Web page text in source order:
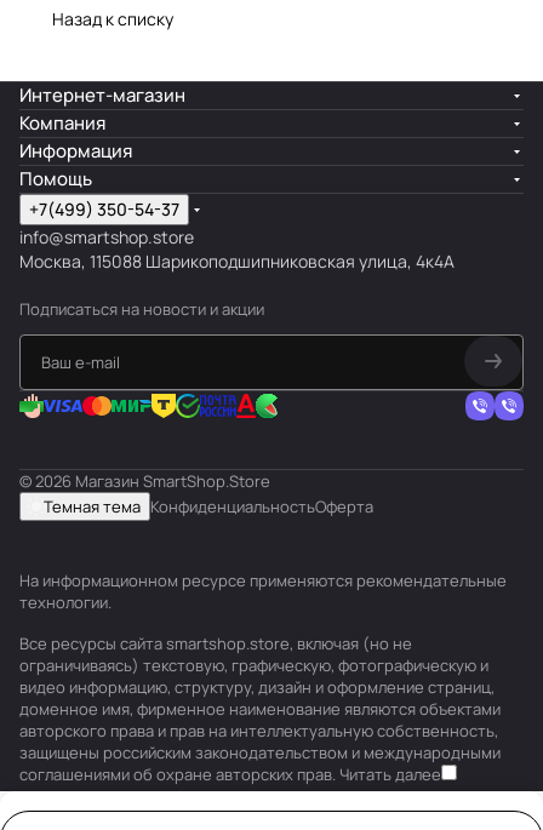
Назад к списку
Интернет-магазин
Компания
Информация
Помощь
+7(499) 350-54-37
info@smartshop.store
Москва, 115088 Шарикоподшипниковская улица, 4к4А
Подписаться на новости и акции
© 2026 Магазин SmartShop.Store
Темная тема КонфиденциальностьОферта
На информационном ресурсе применяются рекомендательные
технологии.
Все ресурсы сайта smartshop.store, включая (но не
ограничиваясь) текстовую, графическую, фотографическую и
видео информацию, структуру, дизайн и оформление страниц,
доменное имя, фирменное наименование являются объектами
авторского права и прав на интеллектуальную собственность,
защищены российским законодательством и международными
соглашениями об охране авторских прав. Читать далее